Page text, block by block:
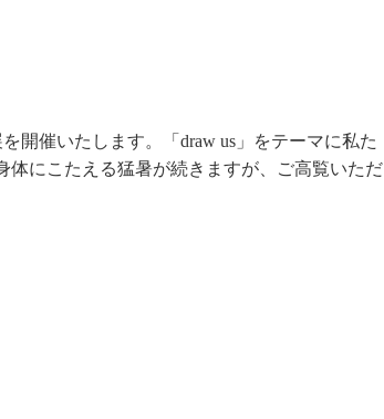
開催いたします。「draw us」をテーマに私た
にこたえる猛暑が続きますが、ご高覧いただ